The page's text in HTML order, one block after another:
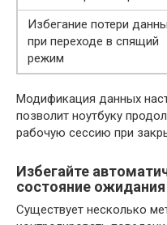
Избегание потери
при переходе в спящий
режим
Модификация данных
позволит ноутбуку
рабочую сессию при
Избегайте
состояние ожидания
Существует несколько